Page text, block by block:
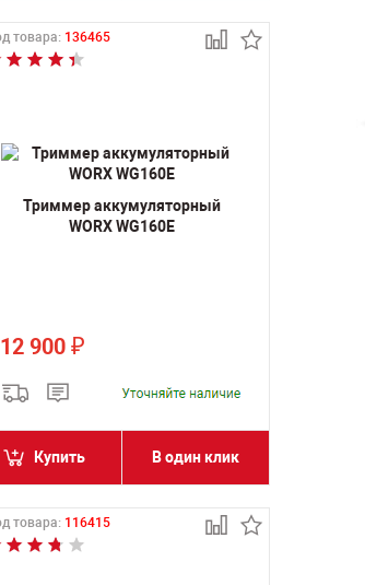
товара: 136465
Триммер аккумуляторный
WORX WG160E
12 900₽
Купить В один клик
товара: 116415